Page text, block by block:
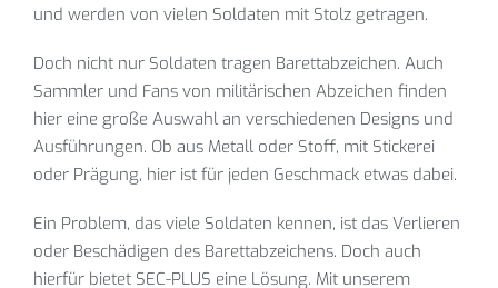
und werden von vielen Soldaten mit Stolz getragen.
Doch nicht nur Soldaten tragen Barettabzeichen. Auch
Sammler und Fans von militärischen Abzeichen finden
hier eine große Auswahl an verschiedenen Designs und
Ausführungen. Ob aus Metall oder Stoff, mit Stickerei
oder Prägung, hier ist für jeden Geschmack etwas dabei.
Ein Problem, das viele Soldaten kennen, ist das Verlieren
oder Beschädigen des Barettabzeichens. Doch auch
hierfür bietet SEC-PLUS eine Lösung. Mit unserem